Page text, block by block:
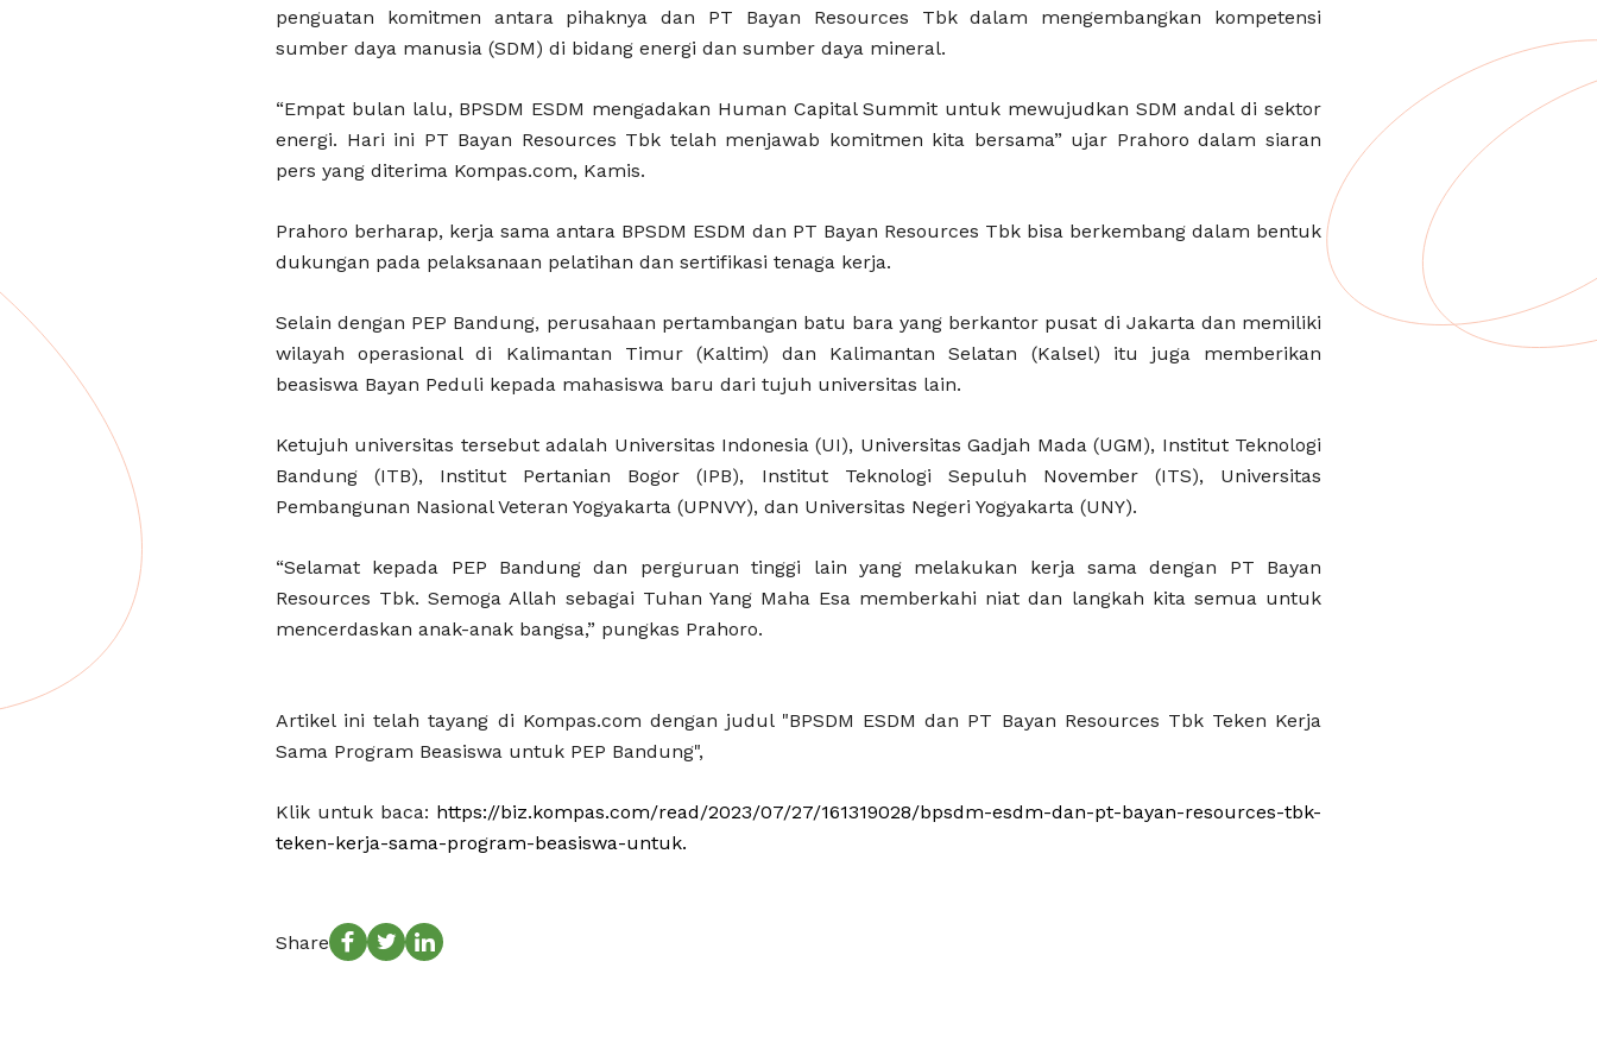
penguatan komitmen antara pihaknya dan PT Bayan Resources Tbk dalam mengembangkan kompetensi
sumber daya manusia (SDM) di bidang energi dan sumber daya mineral.
“Empat bulan lalu, BPSDM ESDM mengadakan Human Capital Summit untuk mewujudkan SDM andal di sektor
energi. Hari ini PT Bayan Resources Tbk telah menjawab komitmen kita bersama” ujar Prahoro dalam siaran
pers yang diterima Kompas.com, Kamis.
Prahoro berharap, kerja sama antara BPSDM ESDM dan PT Bayan Resources Tbk bisa berkembang dalam bentuk
dukungan pada pelaksanaan pelatihan dan sertifikasi tenaga kerja.
Selain dengan PEP Bandung, perusahaan pertambangan batu bara yang berkantor pusat di Jakarta dan memiliki
wilayah operasional di Kalimantan Timur (Kaltim) dan Kalimantan Selatan (Kalsel) itu juga memberikan
beasiswa Bayan Peduli kepada mahasiswa baru dari tujuh universitas lain.
Ketujuh universitas tersebut adalah Universitas Indonesia (UI), Universitas Gadjah Mada (UGM), Institut Teknologi
Bandung (ITB), Institut Pertanian Bogor (IPB), Institut Teknologi Sepuluh November (ITS), Universitas
Pembangunan Nasional Veteran Yogyakarta (UPNVY), dan Universitas Negeri Yogyakarta (UNY).
“Selamat kepada PEP Bandung dan perguruan tinggi lain yang melakukan kerja sama dengan PT Bayan
Resources Tbk. Semoga Allah sebagai Tuhan Yang Maha Esa memberkahi niat dan langkah kita semua untuk
mencerdaskan anak-anak bangsa,” pungkas Prahoro.
Artikel ini telah tayang di Kompas.com dengan judul "BPSDM ESDM dan PT Bayan Resources Tbk Teken Kerja
Sama Program Beasiswa untuk PEP Bandung",
Klik untuk baca: https://biz.kompas.com/read/2023/07/27/161319028/bpsdm-esdm-dan-pt-bayan-resources-tbk-
teken-kerja-sama-program-beasiswa-untuk.
Share